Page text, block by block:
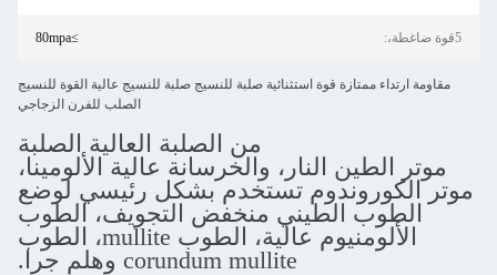
قوة استثنائية صلبة للنسيج صلبة للنسيج عالية القوة للنسيج
من الصلبة العالية الصلبة
النار، والخرسانة عالية الألومينا،
تستخدم بشكل رئيسي لوضع
الطيني منخفض التجويف، الطوب
الألومنيوم عالية، الطوب mullite، الطوب
corundum mullite وهلم جرا.